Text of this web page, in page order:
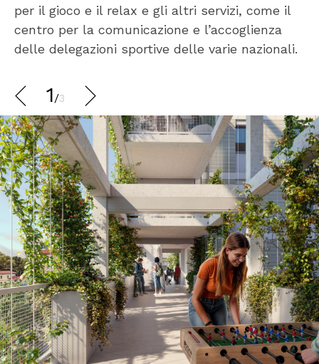
per il gioco e il relax e gli altri servizi, come il
centro per la comunicazione e l’accoglienza
delle delegazioni sportive delle varie nazionali.
1/3